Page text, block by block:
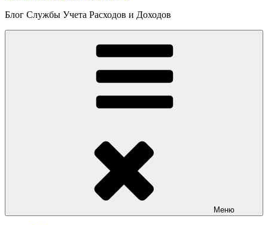
Блог Службы Учета Расходов и Доходов
Меню